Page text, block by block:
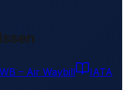
– Air Waybill IATA